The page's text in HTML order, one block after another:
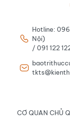
Hotline:
Nội)
/ 091 122
CƠ QUAN CHỦ